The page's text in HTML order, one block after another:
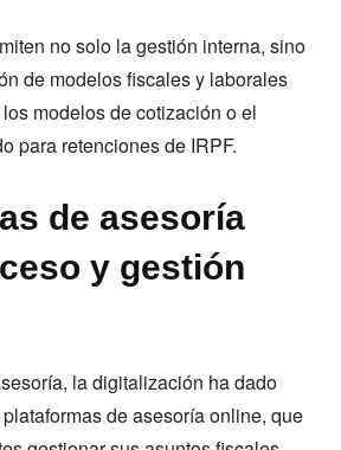
no solo la gestión interna, sino
de modelos fiscales y laborales
modelos de cotización o el
para retenciones de IRPF.
de asesoría
y gestión
la digitalización ha dado
de asesoría online, que